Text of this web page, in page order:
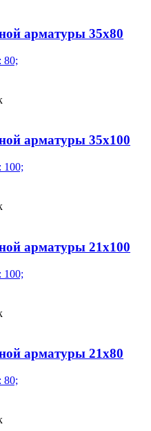
арматуры 35x80
80;
арматуры 35x100
100;
арматуры 21x100
100;
арматуры 21x80
80;